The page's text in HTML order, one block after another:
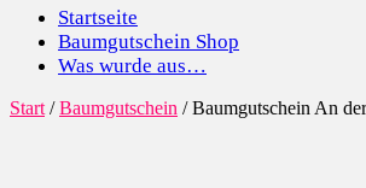
Startseite
Baumgutschein Shop
Was wurde aus…
Start /Baumgutschein / Baumgutschein An